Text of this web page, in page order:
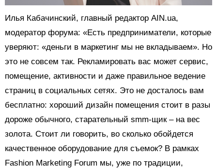
Илья Кабачинский, главный редактор AIN.ua,
модератор форума: «Есть предприниматели, которые
уверяют: «деньги в маркетинг мы не вкладываем». Но
это не совсем так. Рекламировать вас может сервис,
помещение, активности и даже правильное ведение
страниц в социальных сетях. Это не досталось вам
бесплатно: хороший дизайн помещения стоит в разы
дороже обычного, старательный smm-щик – на вес
золота. Стоит ли говорить, во сколько обойдется
качественное оборудование для съемок? В рамках
Fashion Marketing Forum мы, уже по традиции,